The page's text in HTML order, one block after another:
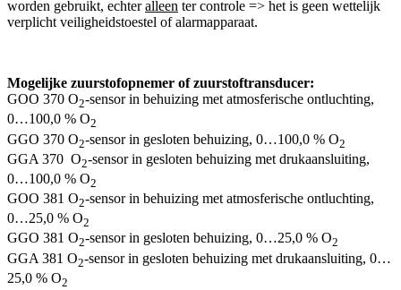
worden gebruikt, echteralleen ter controle => het is geen wettelijk
verplicht veiligheidstoestel of alarmapparaat.
Mogelijke zuurstofopnemer of zuurstoftransducer:
GOO 370 O2-sensor in behuizing met atmosferische ontluchting,
0…100,0 % O2
GGO 370 O2-sensor in gesloten behuizing, 0…100,0 % O2
GGA 370 O2-sensor in gesloten behuizing met drukaansluiting,
0…100,0 % O2
GOO 381 O2-sensor in behuizing met atmosferische ontluchting,
0…25,0 % O2
GGO 381 O2-sensor in gesloten behuizing, 0…25,0 % O2
GGA 381 O2-sensor in gesloten behuizing met drukaansluiting, 0…
25,0 % O2